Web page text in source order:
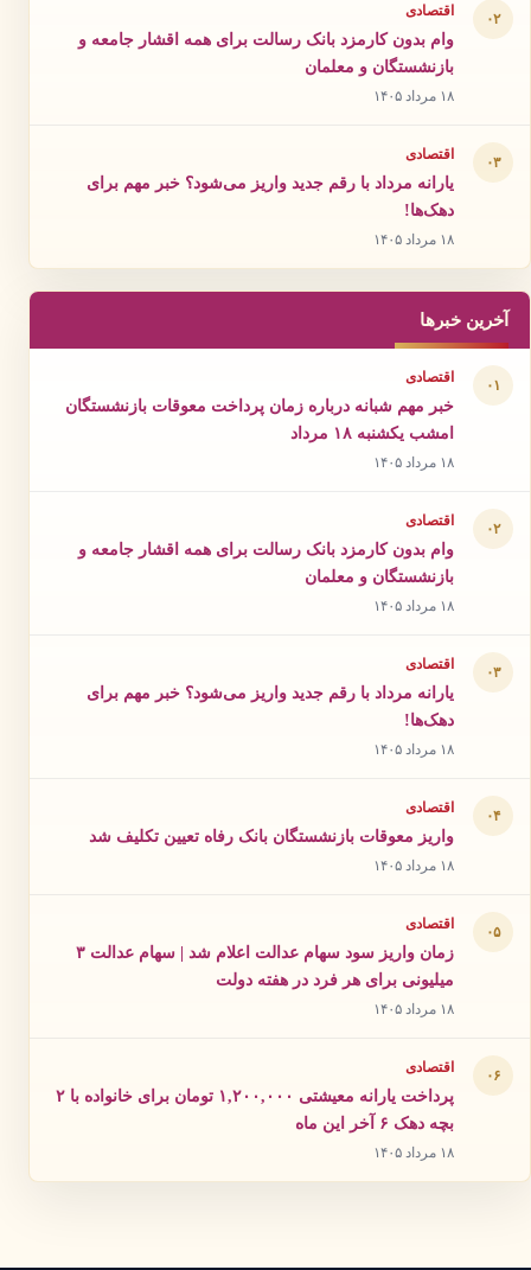
۰۲ اقتصادی
وام بدون کارمزد بانک رسالت برای همه اقشار جامعه و
بازنشستگان و معلمان
۱۸ مرداد ۱۴۰۵
۰۳ اقتصادی
یارانه مرداد با رقم جدید واریز می‌شود؟ خبر مهم برای
دهک‌ها!
۱۸ مرداد ۱۴۰۵
آخرین خبرها
۰۱ اقتصادی
خبر مهم شبانه درباره زمان پرداخت معوقات بازنشستگان
امشب یکشنبه ۱۸ مرداد
۱۸ مرداد ۱۴۰۵
۰۲ اقتصادی
وام بدون کارمزد بانک رسالت برای همه اقشار جامعه و
بازنشستگان و معلمان
۱۸ مرداد ۱۴۰۵
۰۳ اقتصادی
یارانه مرداد با رقم جدید واریز می‌شود؟ خبر مهم برای
دهک‌ها!
۱۸ مرداد ۱۴۰۵
۰۴ اقتصادی
واریز معوقات بازنشستگان بانک رفاه تعیین تکلیف شد
۱۸ مرداد ۱۴۰۵
۰۵ اقتصادی
زمان واریز سود سهام عدالت اعلام شد | سهام عدالت ۳
میلیونی برای هر فرد در هفته دولت
۱۸ مرداد ۱۴۰۵
۰۶ اقتصادی
پرداخت یارانه معیشتی ۱,۲۰۰,۰۰۰ تومان برای خانواده با ۲
بچه دهک ۶ آخر این ماه
۱۸ مرداد ۱۴۰۵